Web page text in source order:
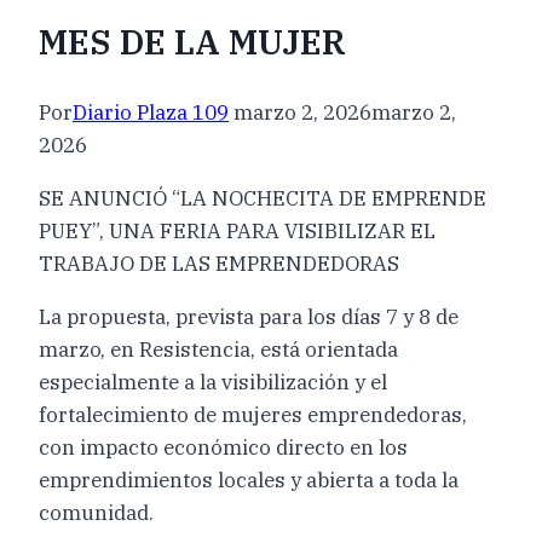
MES DE LA MUJER
PorDiario Plaza 109 marzo 2, 2026marzo 2,
2026
SE ANUNCIÓ “LA NOCHECITA DE EMPRENDE
PUEY”, UNA FERIA PARA VISIBILIZAR EL
TRABAJO DE LAS EMPRENDEDORAS
La propuesta, prevista para los días 7 y 8 de
marzo, en Resistencia, está orientada
especialmente a la visibilización y el
fortalecimiento de mujeres emprendedoras,
con impacto económico directo en los
emprendimientos locales y abierta a toda la
comunidad.